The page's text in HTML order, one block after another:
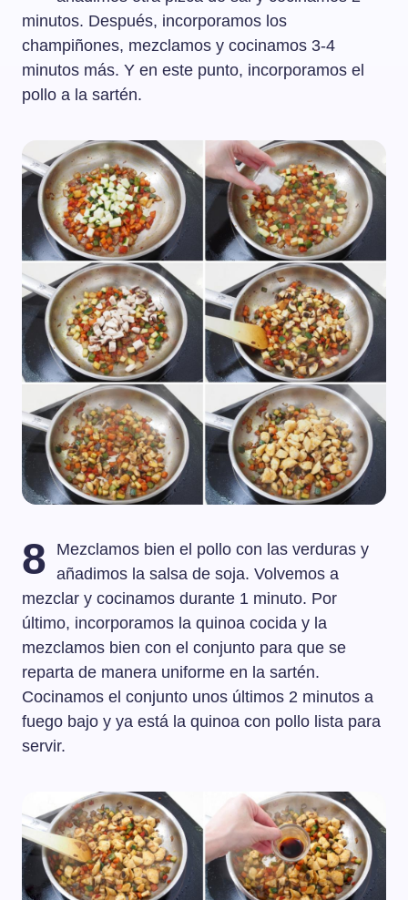
minutos. Después, incorporamos los
champiñones, mezclamos y cocinamos 3-4
minutos más. Y en este punto, incorporamos el
pollo a la sartén.
8
Mezclamos bien el pollo con las verduras y
añadimos la salsa de soja. Volvemos a
mezclar y cocinamos durante 1 minuto. Por
último, incorporamos la quinoa cocida y la
mezclamos bien con el conjunto para que se
reparta de manera uniforme en la sartén.
Cocinamos el conjunto unos últimos 2 minutos a
fuego bajo y ya está la quinoa con pollo lista para
servir.